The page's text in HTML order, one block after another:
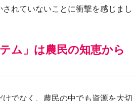
れていないことに衝撃を感じまし
ム」は農民の知恵から
でなく、農民の中でも資源を大切